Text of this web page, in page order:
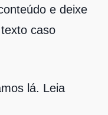
e deixe
caso
lá. Leia